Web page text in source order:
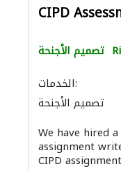
CIPD
تصميم الأجنحة
الخدمات:
تصميم الأجنحة
We have hired
assignment
CIPD